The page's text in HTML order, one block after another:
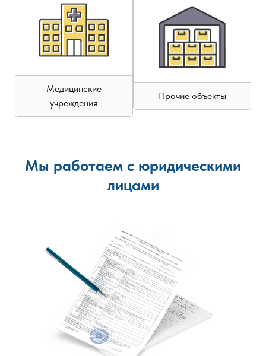
Медицинские
учреждения
Прочие объекты
Мы работаем с юридическими
лицами